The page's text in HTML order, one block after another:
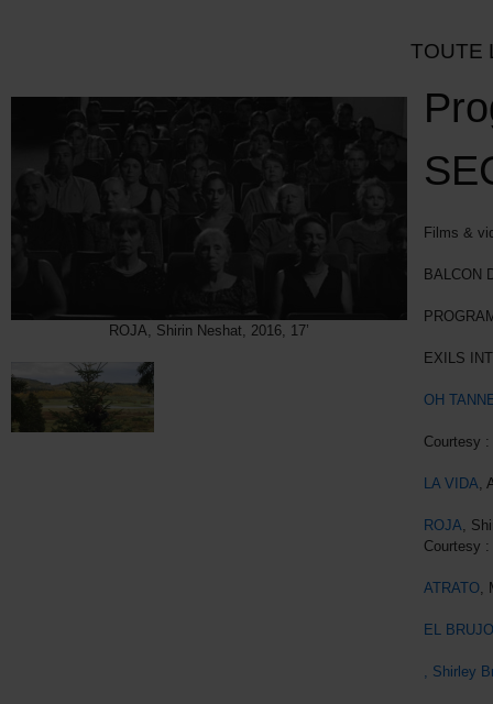
TOUTE
ROJA, Shirin Neshat, 2016, 17’
Films &
BALCON
EXILS
OH
Courtesy
LA VIDA,
ROJA,
Courtesy
ATRATO,
EL BRUJO
, Shirley